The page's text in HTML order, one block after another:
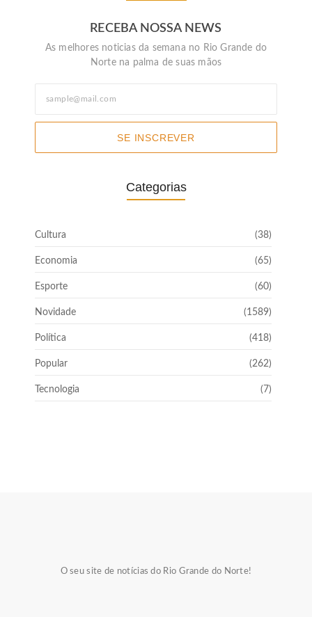
RECEBA NOSSA NEWS
As melhores noticias da semana no Rio Grande do
Norte na palma de suas mãos
SE INSCREVER
Categorias
Cultura (38)
Economia (65)
Esporte (60)
Novidade (1589)
Política (418)
Popular (262)
Tecnologia (7)
O seu site de notícias do Rio Grande do Norte!